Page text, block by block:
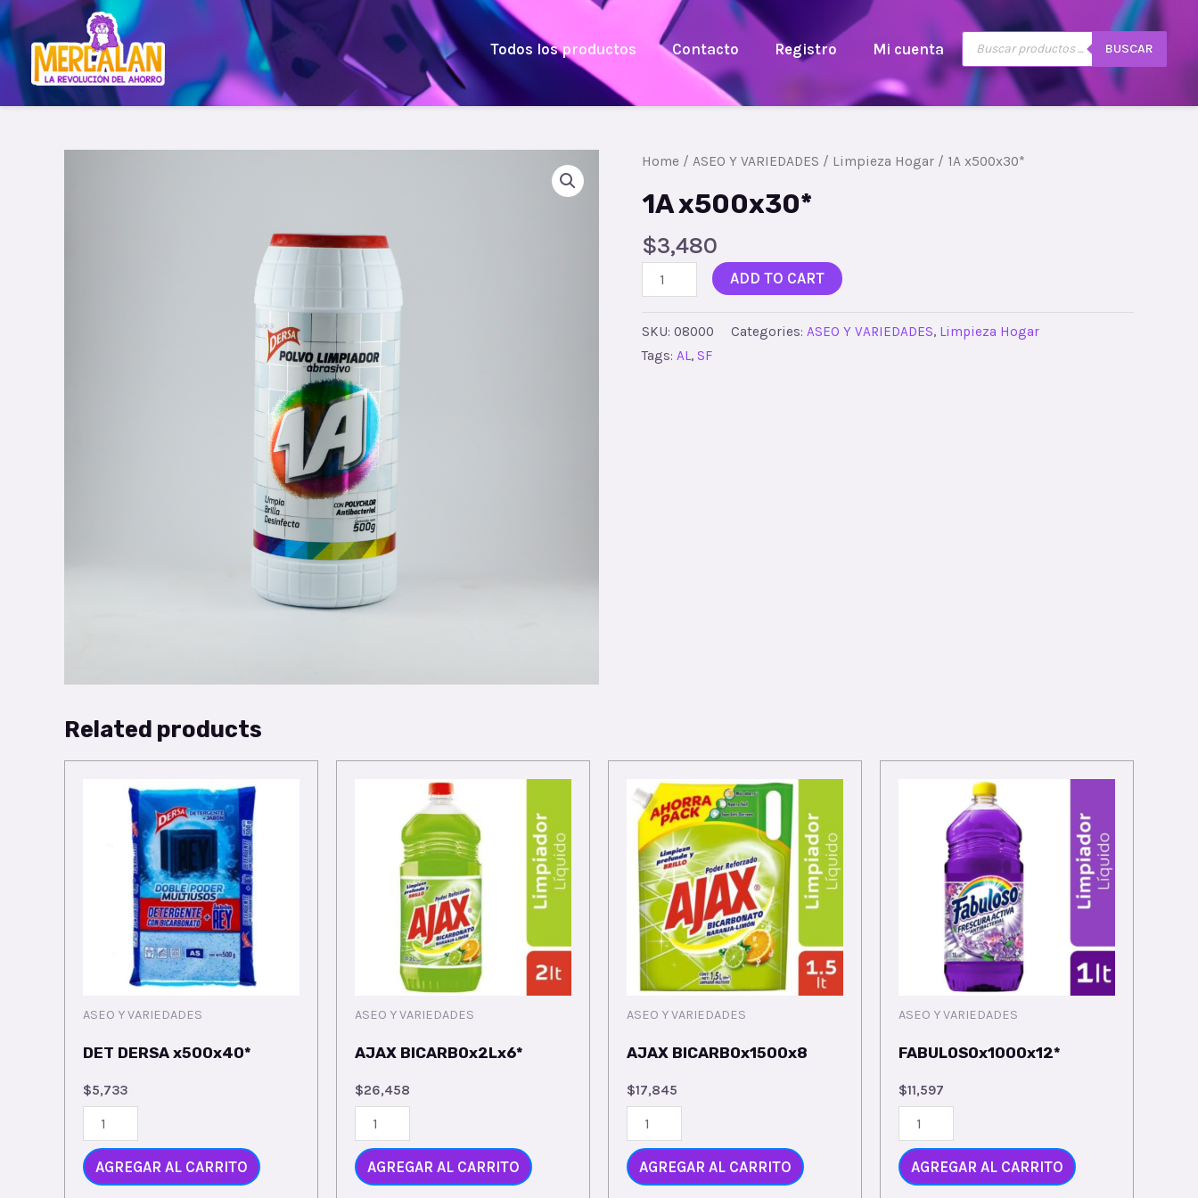
Todos los productos Contacto Registro Mi cuenta BUSCAR
Home / ASEO Y VARIEDADES / Limpieza Hogar / 1A x500x30*
1A x500x30*
$3,480
ADD TO CART
SKU: 08000 Categories: ASEO Y VARIEDADES, Limpieza Hogar
Tags: AL , SF
Related products
ASEO Y VARIEDADES
DET DERSA x500x40*
$5,733
AGREGAR AL CARRITO
ASEO Y VARIEDADES
AJAX BICARBOx2Lx6*
$26,458
AGREGAR AL CARRITO
ASEO Y VARIEDADES
AJAX BICARBOx1500x8
$17,845
AGREGAR AL CARRITO
ASEO Y VARIEDADES
FABULOSOx1000x12*
$11,597
AGREGAR AL CARRITO